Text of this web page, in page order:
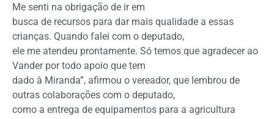
Me senti na obrigação de ir em
busca de recursos para dar mais qualidade a essas
crianças. Quando falei com o deputado,
ele me atendeu prontamente. Só temos que agradecer ao
Vander por todo apoio que tem
dado à Miranda”, afirmou o vereador, que lembrou de
outras colaborações com o deputado,
como a entrega de equipamentos para a agricultura